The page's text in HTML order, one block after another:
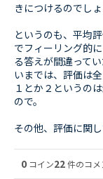
きにつけるのでし
というのも、平均
でフィーリング的
る答えが間違って
いまでは、評価は
１とか２というの
ので。
その他、評価に関
0 コイン22件のコメ